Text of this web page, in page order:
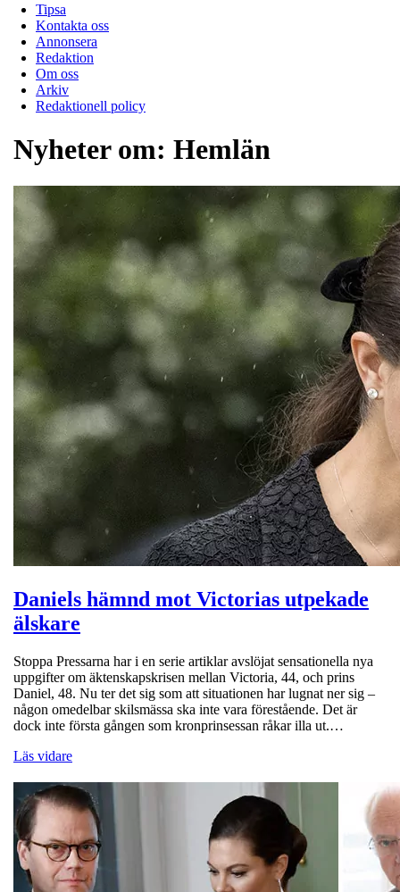
Tipsa
Kontakta oss
Annonsera
Redaktion
Om oss
Arkiv
Redaktionell policy
Nyheter om: Hemlän
Daniels hämnd mot Victorias utpekade
älskare
Stoppa Pressarna har i en serie artiklar avslöjat sensationella nya
uppgifter om äktenskapskrisen mellan Victoria, 44, och prins
Daniel, 48. Nu ter det sig som att situationen har lugnat ner sig –
någon omedelbar skilsmässa ska inte vara förestående. Det är
dock inte första gången som kronprinsessan råkar illa ut.…
Läs vidare